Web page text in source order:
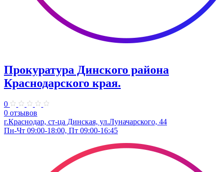
Прокуратура Динского района
Краснодарского края.
0
0 отзывов
г.Краснодар, ст-ца Динская, ул.Луначарского, 44
Пн-Чт 09:00-18:00, Пт 09:00-16:45